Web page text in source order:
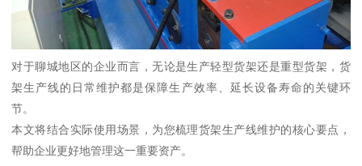
对于聊城地区的企业而言，无论是生产轻型货架还是重型货架，货
架生产线的日常维护都是保障生产效率、延长设备寿命的关键环
节。
本文将结合实际使用场景，为您梳理货架生产线维护的核心要点，
帮助企业更好地管理这一重要资产。